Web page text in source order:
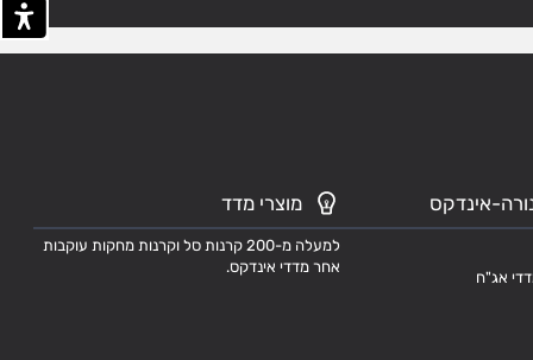
אינדקס
אג"ח
מוצרי מדד
למעלה מ-200 קרנות סל וקרנות מחקות עוקבות
אחר מדדי אינדקס.